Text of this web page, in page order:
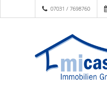
07031 / 7698760